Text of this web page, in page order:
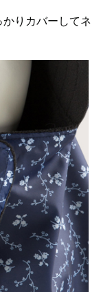
りカバーしてネ